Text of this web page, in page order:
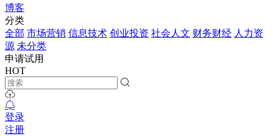
博客
分类
全部 市场营销 信息技术 创业投资 社会人文 财务财经 人力资
源 未分类
申请试用
HOT
登录
注册